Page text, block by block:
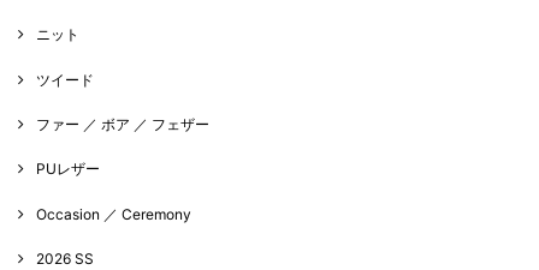
ニット
ツイード
ファー ／ ボア ／ フェザー
PUレザー
Occasion ／ Ceremony
2026 SS